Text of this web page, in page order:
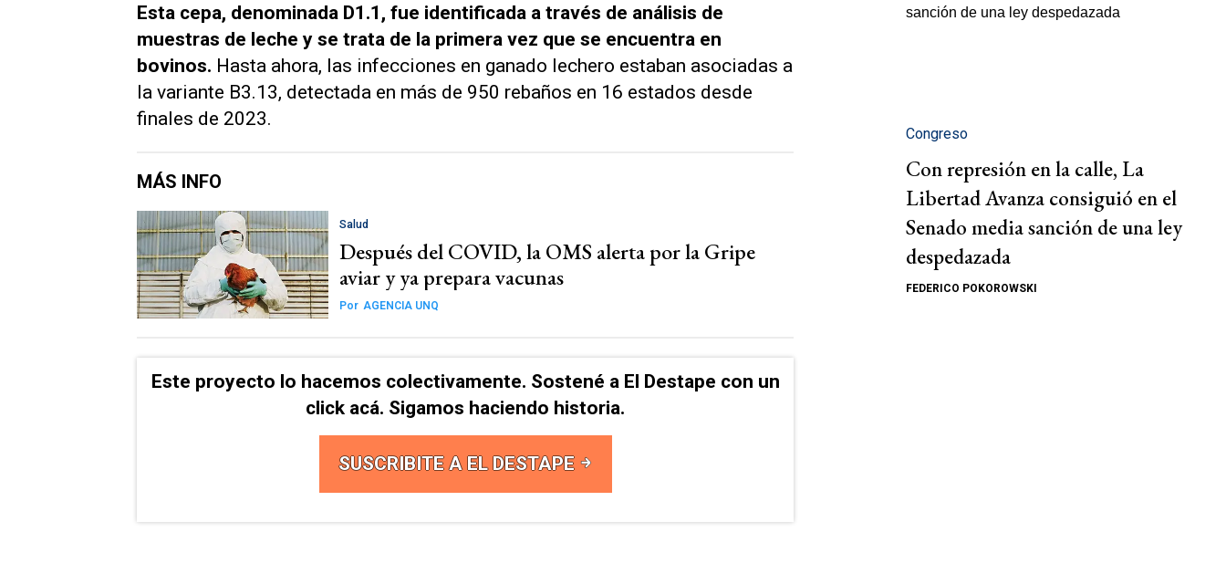
Esta cepa, denominada D1.1, fue identificada a través de análisis de
muestras de leche y se trata de la primera vez que se encuentra en
bovinos. Hasta ahora, las infecciones en ganado lechero estaban asociadas a
la variante B3.13, detectada en más de 950 rebaños en 16 estados desde
finales de 2023.
MÁS INFO
Salud
Después del COVID, la OMS alerta por la Gripe
aviar y ya prepara vacunas
Por AGENCIA UNQ
Este proyecto lo hacemos colectivamente. Sostené a El Destape con un
click acá. Sigamos haciendo historia.
SUSCRIBITE A EL DESTAPE
Congreso
Con represión en la calle, La
Libertad Avanza consiguió en el
Senado media sanción de una ley
despedazada
FEDERICO POKOROWSKI